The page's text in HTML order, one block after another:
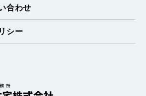
合わせ
シー